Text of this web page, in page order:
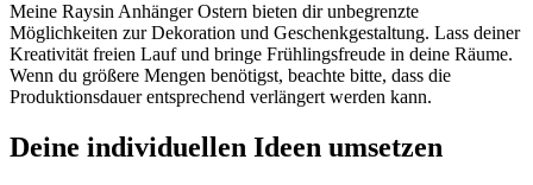
Meine Raysin Anhänger Ostern bieten dir unbegrenzte
Möglichkeiten zur Dekoration und Geschenkgestaltung. Lass deiner
Kreativität freien Lauf und bringe Frühlingsfreude in deine Räume.
Wenn du größere Mengen benötigst, beachte bitte, dass die
Produktionsdauer entsprechend verlängert werden kann.
Deine individuellen Ideen umsetzen